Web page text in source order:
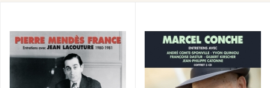
CD2 :LE CINÉMA, L’ENGAGEMENT POLITIQUE…
CD3 :L’IDÉALISME EUROPÉEN, LA DEUXIÈME
GUERRE MONDIALE, BUCHENWALD, L’AVENIR DU
CONTINENT…
LA CULTURE, L’ESPAGNE, PARIS…